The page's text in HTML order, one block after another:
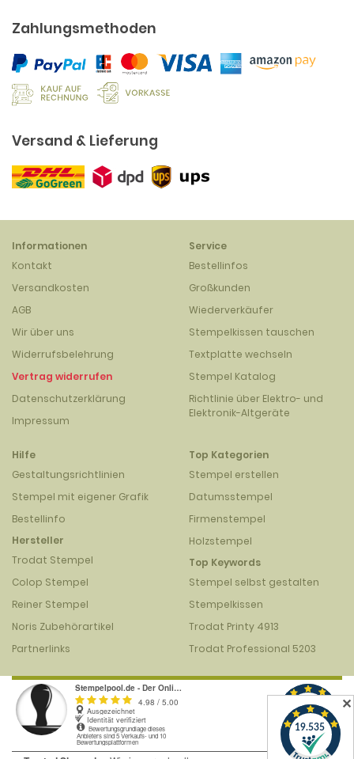
Zahlungsmethoden
Versand & Lieferung
Informationen
Kontakt
Versandkosten
AGB
Wir über uns
Widerrufsbelehrung
Vertrag widerrufen
Datenschutzerklärung
Impressum
Service
Bestellinfos
Großkunden
Wiederverkäufer
Stempelkissen tauschen
Textplatte wechseln
Stempel Katalog
Richtlinie über Elektro- und
Elektronik-Altgeräte
Hilfe
Gestaltungsrichtlinien
Stempel mit eigener Grafik
Bestellinfo
Hersteller
Trodat Stempel
Colop Stempel
Reiner Stempel
Noris Zubehörartikel
Partnerlinks
Top Kategorien
Stempel erstellen
Datumsstempel
Firmenstempel
Holzstempel
Top Keywords
Stempel selbst gestalten
Stempelkissen
Trodat Printy 4913
Trodat Professional 5203
✕